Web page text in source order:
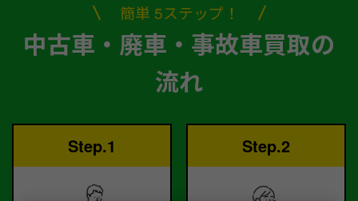
簡単 5ステップ！
中古車・廃車・事故車買取の
流れ
Step.1 Step.2